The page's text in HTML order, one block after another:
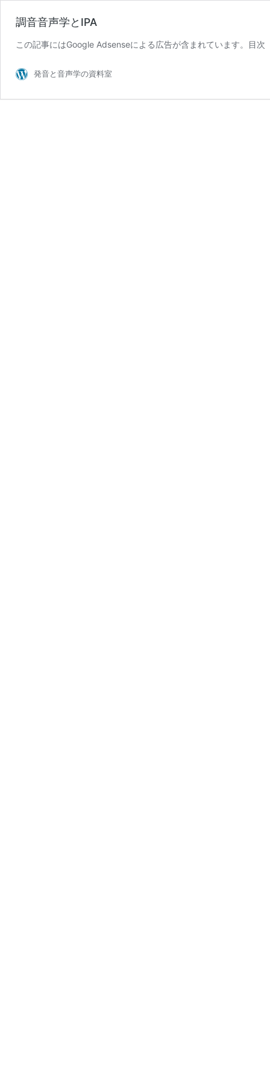
調音音声学とIPA
この記事にはGoogle Adsenseによる広告が含まれています。目次
発音と音声学の資料室